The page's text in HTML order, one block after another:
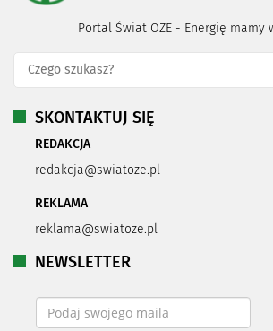
Portal Świat OZE - Energię mamy
SKONTAKTUJ SIĘ
REDAKCJA
redakcja@swiatoze.pl
REKLAMA
reklama@swiatoze.pl
NEWSLETTER